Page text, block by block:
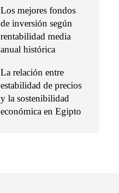
Los mejores fondos
de inversión según
rentabilidad media
anual histórica
La relación entre
estabilidad de precios
y la sostenibilidad
económica en Egipto